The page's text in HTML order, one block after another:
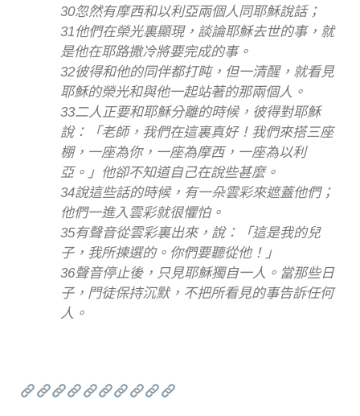
30忽然有摩西和以利亞兩個人同耶穌說話；
31他們在榮光裏顯現，談論耶穌去世的事，就
是他在耶路撒冷將要完成的事。
32彼得和他的同伴都打盹，但一清醒，就看見
耶穌的榮光和與他一起站著的那兩個人。
33二人正要和耶穌分離的時候，彼得對耶穌
說：「老師，我們在這裏真好！我們來搭三座
棚，一座為你，一座為摩西，一座為以利
亞。」他卻不知道自己在說些甚麼。
34說這些話的時候，有一朵雲彩來遮蓋他們；
他們一進入雲彩就很懼怕。
35有聲音從雲彩裏出來，說：「這是我的兒
子，我所揀選的。你們要聽從他！」
36聲音停止後，只見耶穌獨自一人。當那些日
子，門徒保持沉默，不把所看見的事告訴任何
人。